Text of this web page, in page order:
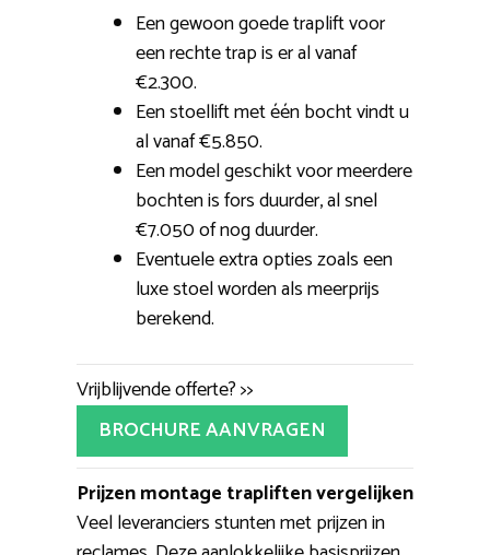
Een gewoon goede traplift voor
een rechte trap is er al vanaf
€2.300.
Een stoellift met één bocht vindt u
al vanaf €5.850.
Een model geschikt voor meerdere
bochten is fors duurder, al snel
€7.050 of nog duurder.
Eventuele extra opties zoals een
luxe stoel worden als meerprijs
berekend.
Vrijblijvende offerte? >>
BROCHURE AANVRAGEN
Prijzen montage trapliften vergelijken
Veel leveranciers stunten met prijzen in